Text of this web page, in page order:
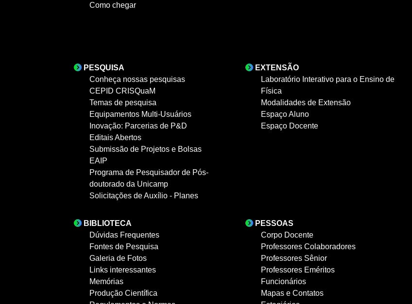
Como chegar
PESQUISA
Conheça nossas pesquisas
CEPID CRISQuaM
Temas de pesquisa
Equipamentos Multi-Usuários
Inovação: Parcerias de P&D
Editais Abertos
Submissão de Projetos e Bolsas
EAIP
Programa de Pesquisador de Pós-
doutorado da Unicamp
Solicitações de Auxílio - Planes
EXTENSÃO
Laboratório Interativo para o Ensino de
Física
Modalidades de Extensão
Espaço Aluno
Espaço Docente
BIBLIOTECA
Dúvidas Frequentes
Fontes de Pesquisa
Galeria de Fotos
Links interessantes
Memórias
Produção Científica
PESSOAS
Corpo Docente
Professores Colaboradores
Professores Sênior
Professores Eméritos
Funcionários
Mapas e Contatos